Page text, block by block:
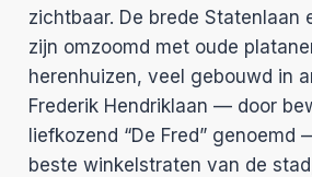
zichtbaar. De brede Statenlaan
zijn omzoomd met oude
herenhuizen, veel gebouwd in
Frederik Hendriklaan — door
liefkozend “De Fred” genoemd
beste winkelstraten van de